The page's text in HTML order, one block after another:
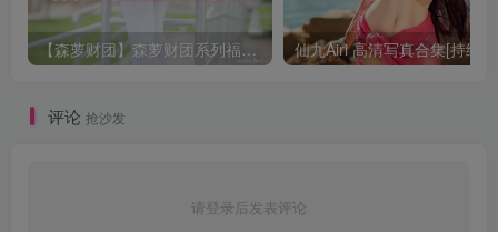
【森萝财团】森萝财团系列福利原版无水印合集下载[与本站内容同步更新] 仙九Airi 高清写真合集[持续
评论 抢沙发
请登录后发表评论